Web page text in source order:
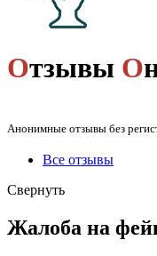
Отзывы О
Анонимные отзывы без
Все отзывы
Свернуть
Жалоба на